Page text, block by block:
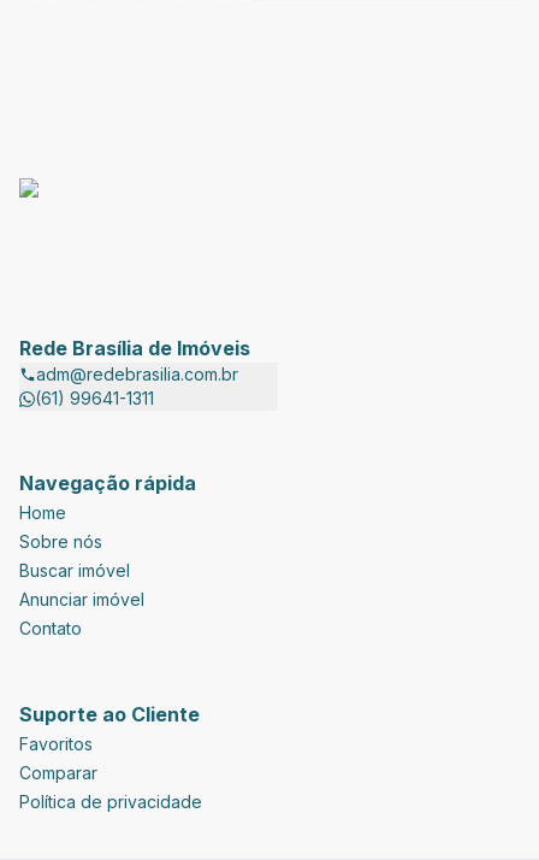
Rede Brasília de Imóveis
adm@redebrasilia.com.br
(61) 99641-1311
Navegação rápida
Home
Sobre nós
Buscar imóvel
Anunciar imóvel
Contato
Suporte ao Cliente
Favoritos
Comparar
Política de privacidade